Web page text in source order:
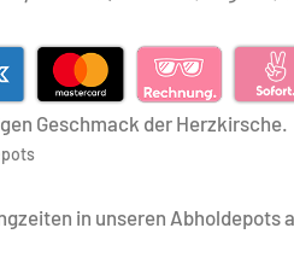
Geschmack der Herzkirsche.
in unseren Abholdepots